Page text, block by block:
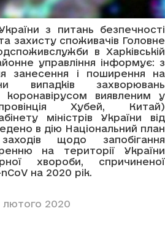
з питань безпечності
захисту споживачів Головне
в Харківській
управління інформує: з
занесення і поширення на
випадків захворювань
коронавірусом виявленим у
Хубей, Китай)
міністрів України від
в дію Національний план
заходів щодо запобігання
на території України
хвороби, спричиненої
на 2020 рік.
лютого 2020